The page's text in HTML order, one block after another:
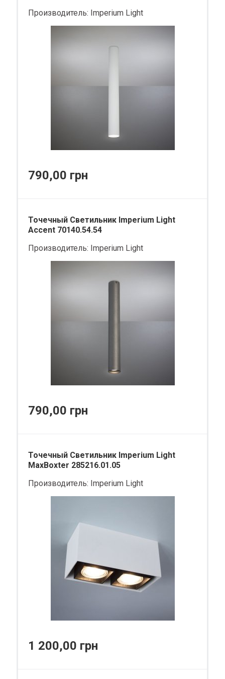
Производитель: Imperium Light
790,00 грн
Точечный Светильник Imperium Light
Accent 70140.54.54
Производитель: Imperium Light
790,00 грн
Точечный Светильник Imperium Light
MaxBoxter 285216.01.05
Производитель: Imperium Light
1 200,00 грн